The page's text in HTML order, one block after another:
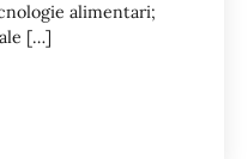
alimentari;
[…]